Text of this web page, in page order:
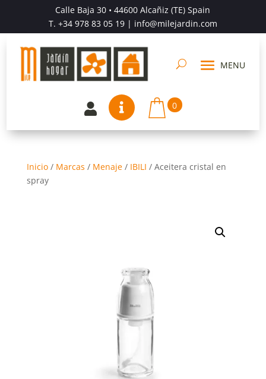
Calle Baja 30 • 44600 Alcañiz (TE) Spain
T. +34 978 83 05 19| info@milejardin.com
  0
Inicio/ Marcas / Menaje/ IBILI / Aceitera cristal en
spray